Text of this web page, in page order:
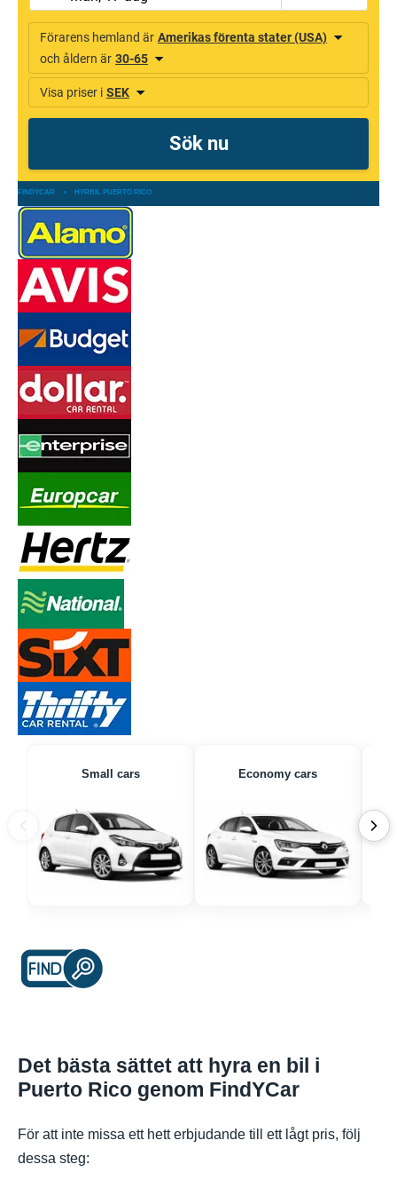
FINDYCAR » HYRBIL PUERTO RICO
Small cars Economy cars
Det bästa sättet att hyra en bil i
Puerto Rico genom FindYCar
För att inte missa ett hett erbjudande till ett lågt pris, följ
dessa steg: